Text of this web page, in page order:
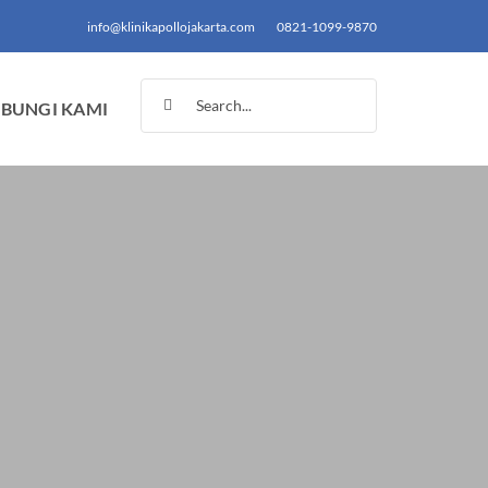
info@klinikapollojakarta.com 0821-1099-9870
KAMI